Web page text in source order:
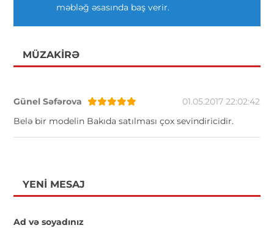
məbləğ əsasında baş verir.
MÜZAKIRƏ
Günel Səfərova
01.05.2017 22:02:42
Belə bir modelin Bakıda satılması çox sevindiricidir.
YENI MESAJ
Ad və soyadınız